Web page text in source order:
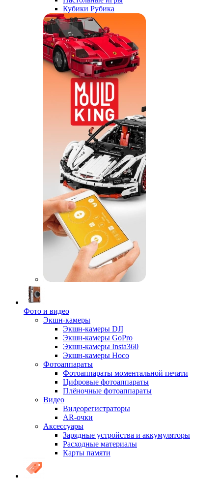
Кубики Рубика
Фото и видео
Экшн-камеры
Экшн-камеры DJI
Экшн-камеры GoPro
Экшн-камеры Insta360
Экшн-камеры Hoco
Фотоаппараты
Фотоаппараты моментальной печати
Цифровые фотоаппараты
Плёночные фотоаппараты
Видео
Видеорегистраторы
AR-очки
Аксессуары
Зарядные устройства и аккумуляторы
Расходные материалы
Карты памяти